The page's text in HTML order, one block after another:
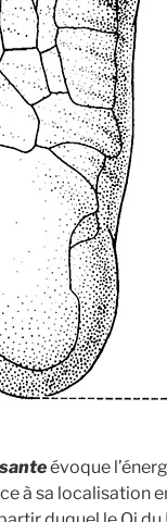
évoque
à sa localisation